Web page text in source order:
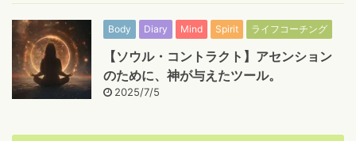
Body Diary Mind Spirit ライフコーチング
【ソウル・コントラクト】アセンション
のために、神が与えたツール。
2025/7/5